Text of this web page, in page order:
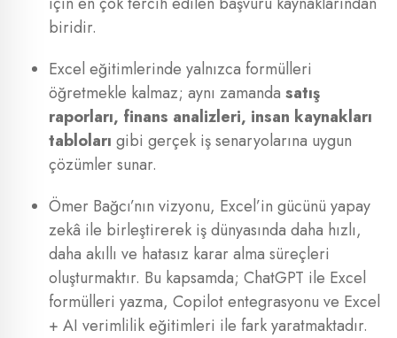
biridir.
Excel eğitimlerinde yalnızca formülleri
öğretmekle kalmaz; aynı zamanda satış
raporları, finans analizleri, insan kaynakları
tabloları gibi gerçek iş senaryolarına uygun
çözümler sunar.
Ömer Bağcı’nın vizyonu, Excel’in gücünü yapay
zekâ ile birleştirerek iş dünyasında daha hızlı,
daha akıllı ve hatasız karar alma süreçleri
oluşturmaktır. Bu kapsamda; ChatGPT ile Excel
formülleri yazma, Copilot entegrasyonu ve Excel
+ AI verimlilik eğitimleri ile fark yaratmaktadır.